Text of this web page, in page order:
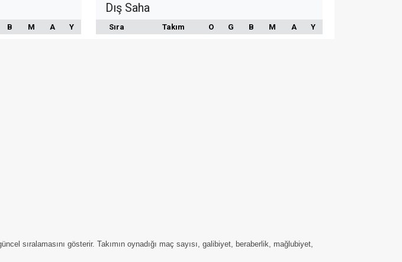
B M A Y
Dış Saha
Sıra Takım O G B M A Y
sıralamasını gösterir. Takımın oynadığı maç sayısı, galibiyet, beraberlik, mağlubiyet,